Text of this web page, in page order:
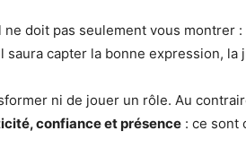
doit pas seulement vous montrer
saura capter la bonne expression,
ni de jouer un rôle. Au
confiance et présence : ce sont